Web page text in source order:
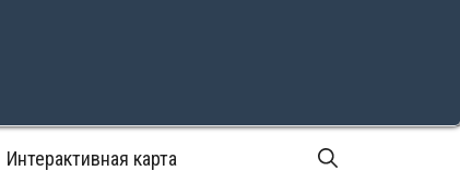
Интерактивная карта